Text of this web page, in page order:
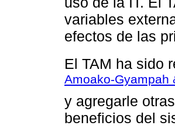
variables
efectos de las
El TAM ha sido
Amoako-Gyampah
y agregarle
beneficios del